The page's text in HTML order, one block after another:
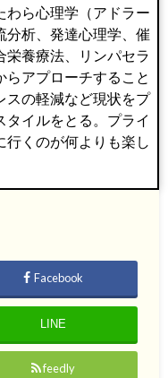
わら心理学（アドラー
分析、発達心理学、催
養療法、リンパセラ
らアプローチすること
スの軽減など現状をプ
イルをとる。プライ
くのが何よりも楽し
Facebook
LINE
feedly